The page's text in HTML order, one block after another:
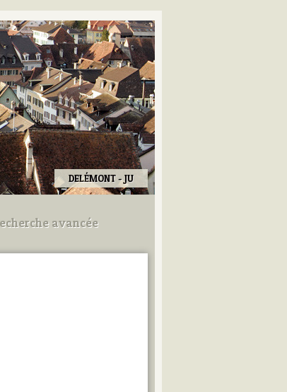
DELÉMONT - JU
avancée
les champs ci-dessous